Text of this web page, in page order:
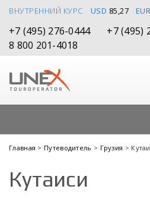
ВНУТРЕННИЙ КУРС USD 85,27 EUR
+7 (495) 276-0444
+7 (495)
8 800 201-4018
Главная > Путеводитель > Грузия >
Кутаиси